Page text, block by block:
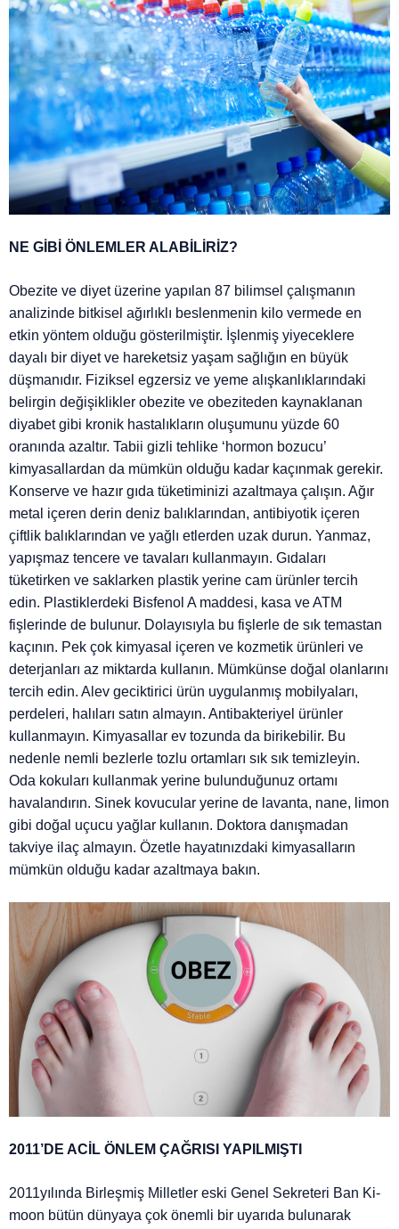
NE GİBİ ÖNLEMLER ALABİLİRİZ?
Obezite ve diyet üzerine yapılan 87 bilimsel çalışmanın
analizinde bitkisel ağırlıklı beslenmenin kilo vermede en
etkin yöntem olduğu gösterilmiştir. İşlenmiş yiyeceklere
dayalı bir diyet ve hareketsiz yaşam sağlığın en büyük
düşmanıdır. Fiziksel egzersiz ve yeme alışkanlıklarındaki
belirgin değişiklikler obezite ve obeziteden kaynaklanan
diyabet gibi kronik hastalıkların oluşumunu yüzde 60
oranında azaltır. Tabii gizli tehlike ‘hormon bozucu’
kimyasallardan da mümkün olduğu kadar kaçınmak gerekir.
Konserve ve hazır gıda tüketiminizi azaltmaya çalışın. Ağır
metal içeren derin deniz balıklarından, antibiyotik içeren
çiftlik balıklarından ve yağlı etlerden uzak durun. Yanmaz,
yapışmaz tencere ve tavaları kullanmayın. Gıdaları
tüketirken ve saklarken plastik yerine cam ürünler tercih
edin. Plastiklerdeki Bisfenol A maddesi, kasa ve ATM
fişlerinde de bulunur. Dolayısıyla bu fişlerle de sık temastan
kaçının. Pek çok kimyasal içeren ve kozmetik ürünleri ve
deterjanları az miktarda kullanın. Mümkünse doğal olanlarını
tercih edin. Alev geciktirici ürün uygulanmış mobilyaları,
perdeleri, halıları satın almayın. Antibakteriyel ürünler
kullanmayın. Kimyasallar ev tozunda da birikebilir. Bu
nedenle nemli bezlerle tozlu ortamları sık sık temizleyin.
Oda kokuları kullanmak yerine bulunduğunuz ortamı
havalandırın. Sinek kovucular yerine de lavanta, nane, limon
gibi doğal uçucu yağlar kullanın. Doktora danışmadan
takviye ilaç almayın. Özetle hayatınızdaki kimyasalların
mümkün olduğu kadar azaltmaya bakın.
2011’DE ACİL ÖNLEM ÇAĞRISI YAPILMIŞTI
2011yılında Birleşmiş Milletler eski Genel Sekreteri Ban Ki-
moon bütün dünyaya çok önemli bir uyarıda bulunarak